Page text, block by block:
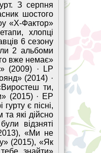
З серпня
шостого
«Х-Фактор»
хлопці
6 сезону
2 альбоми
вже немає»
(2009) · LP
(2014) ·
ти,
(2015) · EP
є пісні,
та які дійсно
відзняті
«Ми не
(2015), «Як
знайти»